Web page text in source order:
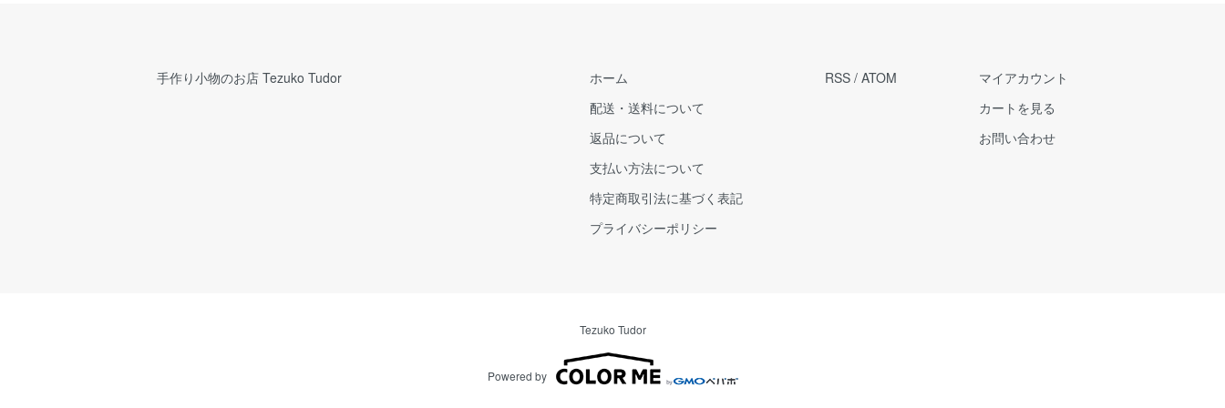
手作り小物のお店 Tezuko Tudor
ホーム
配送・送料について
返品について
支払い方法について
特定商取引法に基づく表記
プライバシーポリシー
RSS / ATOM
マイアカウント
カートを見る
お問い合わせ
Tezuko Tudor
Powered by